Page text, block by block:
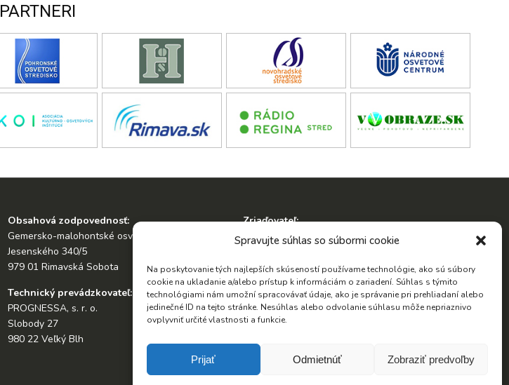
Spravujte súhlas so súbormi cookie
Na poskytovanie tých najlepších skúseností používame technológie, ako sú súbory
cookie na ukladanie a/alebo prístup k informáciám o zariadení. Súhlas s týmito
technológiami nám umožní spracovávať údaje, ako je správanie pri prehliadaní alebo
jedinečné ID na tejto stránke. Nesúhlas alebo odvolanie súhlasu môže nepriaznivo
ovplyvniť určité vlastnosti a funkcie.
Prijať Odmietnúť Zobraziť predvoľby
PARTNERI
Obsahová zodpovednosť:
Gemersko-malohontské osvetové stredisko
Jesenského 340/5
979 01 Rimavská Sobota
Technický prevádzkovateľ:
PROGNESSA, s. r. o.
Slobody 27
980 22 Veľký Blh
Zriaďovateľ:
Hľadať: